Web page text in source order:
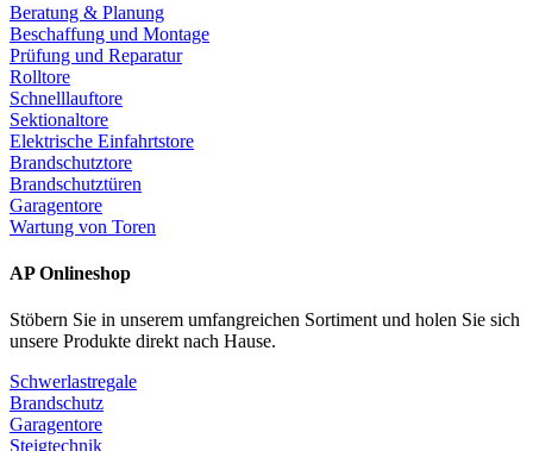
Beratung & Planung
Beschaffung und Montage
Prüfung und Reparatur
Rolltore
Schnelllauftore
Sektionaltore
Elektrische Einfahrtstore
Brandschutztore
Brandschutztüren
Garagentore
Wartung von Toren
AP Onlineshop
Stöbern Sie in unserem umfangreichen Sortiment und holen Sie sich
unsere Produkte direkt nach Hause.
Schwerlastregale
Brandschutz
Garagentore
Steigtechnik